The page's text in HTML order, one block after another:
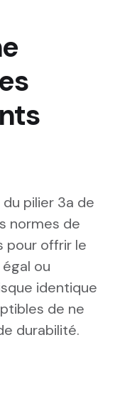
pilier 3a de
normes de
pour offrir le
ou
identique
de ne
durabilité.